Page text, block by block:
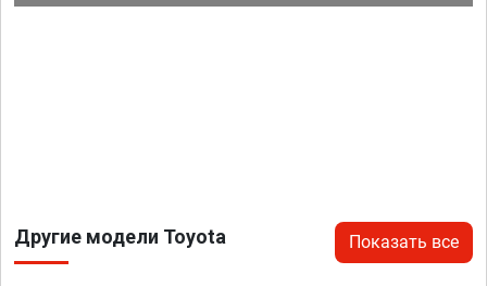
Другие модели Toyota Показать все